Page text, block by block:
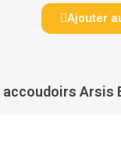
Ajouter